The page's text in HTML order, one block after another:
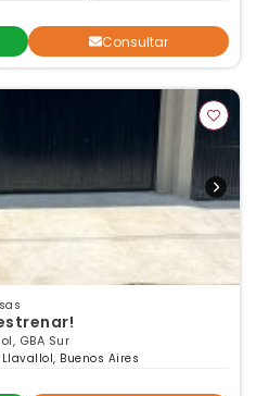
Consultar
GBA Sur
Buenos Aires